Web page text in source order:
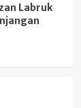
Labruk